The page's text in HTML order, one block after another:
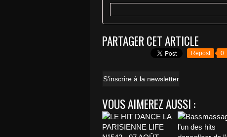
PARTAGER CET ARTICLE
Repost 0
S'inscrire à la newsletter
VOUS AIMEREZ AUSSI :